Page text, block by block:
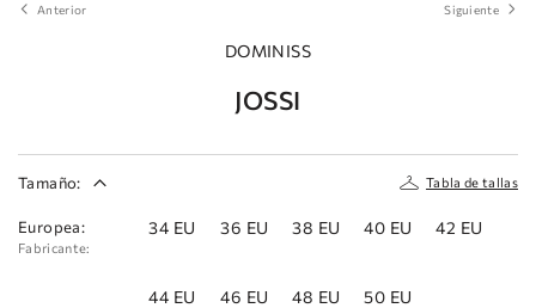
Anterior Siguiente
DOMINISS
JOSSI
Tamaño: Tabla de tallas
Europea:
Fabricante:
34 EU 36 EU 38 EU 40 EU 42 EU
44 EU 46 EU 48 EU 50 EU